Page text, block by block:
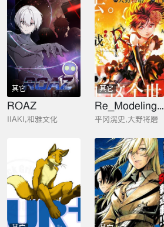
其它
ROAZ
IIAKI,和雅文化
其它
Re_Modeling改造人之战_R
平冈滉史,大野将磨